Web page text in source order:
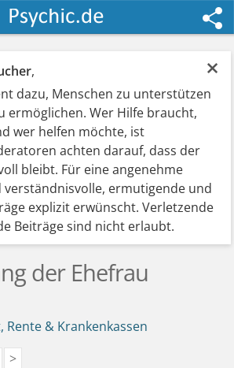
×
,
dazu, Menschen zu unterstützen
ermöglichen. Wer Hilfe braucht,
wer helfen möchte, ist
achten darauf, dass der
bleibt. Für eine angenehme
ermutigende und
explizit erwünscht. Verletzende
Beiträge sind nicht erlaubt.
der Ehefrau
Rente & Krankenkassen
>